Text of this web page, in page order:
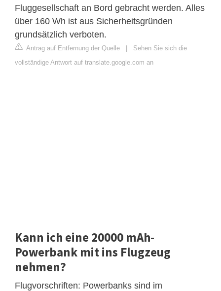
Fluggesellschaft an Bord gebracht werden. Alles
über 160 Wh ist aus Sicherheitsgründen
grundsätzlich verboten.
Antrag auf Entfernung der Quelle | Sehen Sie sich die
vollständige Antwort auf translate.google.com an
Kann ich eine 20000 mAh-
Powerbank mit ins Flugzeug
nehmen?
Flugvorschriften: Powerbanks sind im